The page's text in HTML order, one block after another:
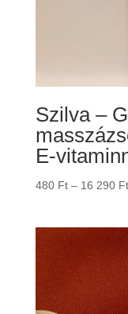
Szilva –
E-
480 Ft – 16 290 Ft